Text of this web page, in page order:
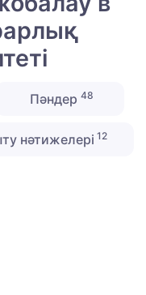
Пәндер 48
нәтижелері 12